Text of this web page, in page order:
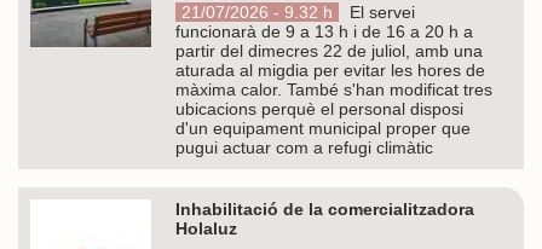
21/07/2026 - 9.32 h
El servei
funcionarà de 9 a 13 h i de 16 a 20 h a
partir del dimecres 22 de juliol, amb una
aturada al migdia per evitar les hores de
màxima calor. També s'han modificat tres
ubicacions perquè el personal disposi
d'un equipament municipal proper que
pugui actuar com a refugi climàtic
Inhabilitació de la comercialitzadora
Holaluz